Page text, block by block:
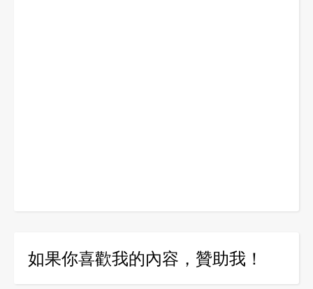
如果你喜歡我的內容，贊助我！